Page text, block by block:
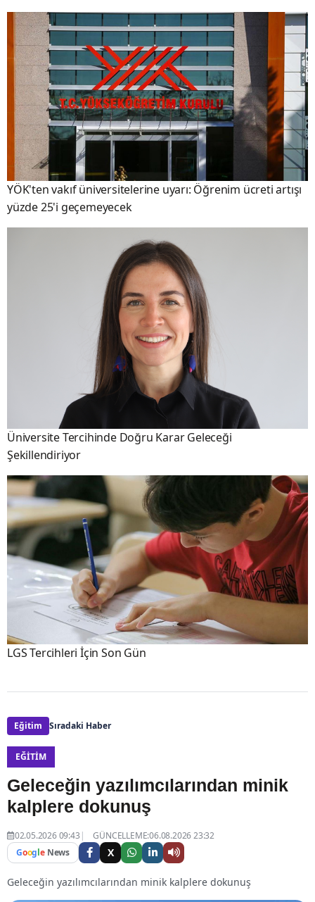
YÖK'ten vakıf üniversitelerine uyarı: Öğrenim ücreti artışı
yüzde 25'i geçemeyecek
Üniversite Tercihinde Doğru Karar Geleceği
Şekillendiriyor
LGS Tercihleri İçin Son Gün
Eğitim Sıradaki Haber
EĞITIM
Geleceğin yazılımcılarından minik
kalplere dokunuş
02.05.2026 09:43
GÜNCELLEME:06.08.2026 23:32
Google News X
Geleceğin yazılımcılarından minik kalplere dokunuş